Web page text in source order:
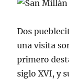
Dos
una visita
primero
siglo XVI, y